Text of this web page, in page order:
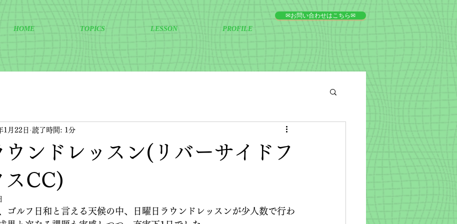
HOME TOPICS LESSON PROFILE
✉お問い合わせはこちら✉
ウンドレッスン(リバーサイドフ
スCC)
1月22日 読了時間: 1分
ゴルフ日和と言える天候の中、日曜日ラウンドレッスンが少人数で行わ